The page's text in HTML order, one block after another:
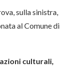
sulla sinistra,
al Comune di
culturali,